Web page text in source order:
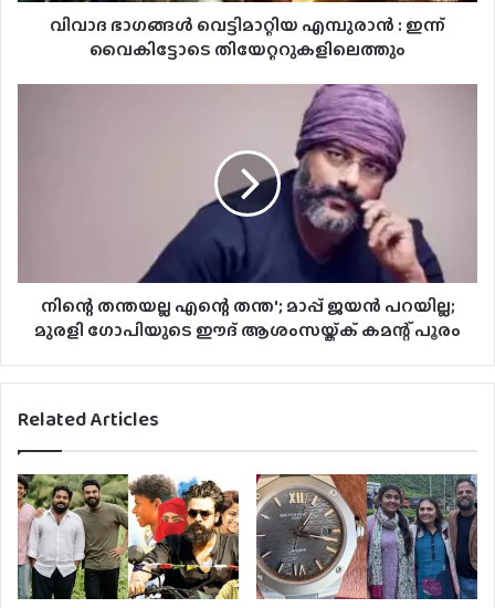
വിവാദ ഭാഗങ്ങള്‍ വെട്ടിമാറ്റിയ എമ്പുരാന്‍ : ഇന്ന്
വൈകിട്ടോടെ തിയേറ്ററുകളിലെത്തും
നിന്റെ തന്തയല്ല എന്റെ തന്ത'; മാപ്പ് ജയന്‍ പറയില്ല;
മുരളി ഗോപിയുടെ ഈദ് ആശംസയ്ക്ക് കമന്റ് പൂരം
Related Articles